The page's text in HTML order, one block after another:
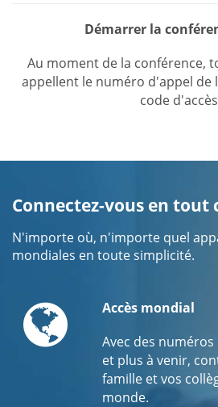
Démarrer la
Au moment de la conférence,
appellent le numéro d'appel de
code
Connectez-vous en tout
N'importe où, n'importe quel
mondiales en toute simplicité.
GlobeAccès mondial
Avec des
et plus à venir,
famille et vos
monde.